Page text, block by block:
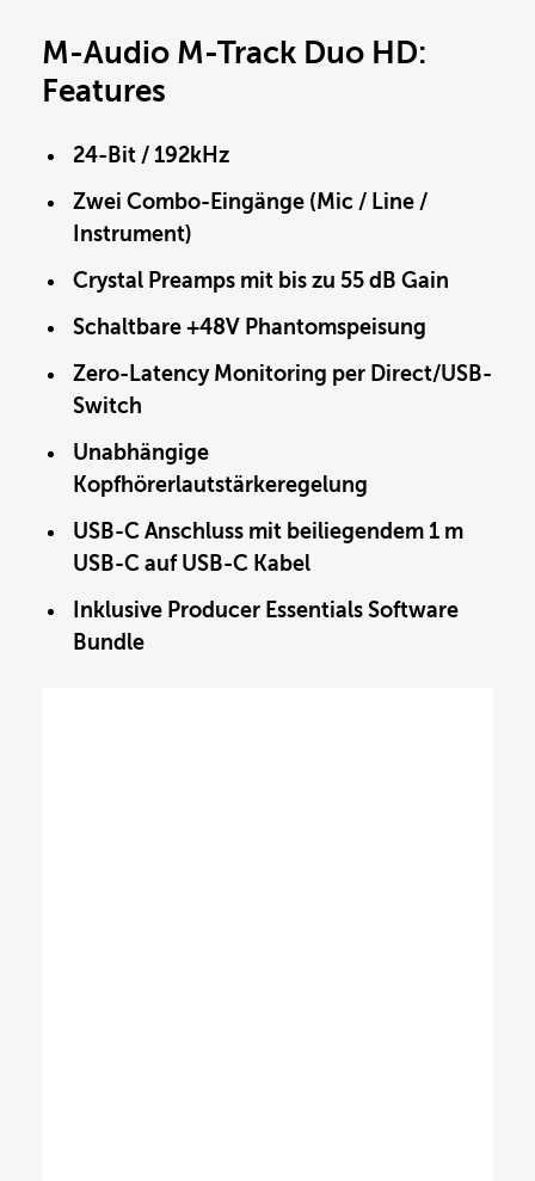
M-Audio M-Track Duo HD:
Features
24-Bit / 192kHz
Zwei Combo-Eingänge (Mic / Line /
Instrument)
Crystal Preamps mit bis zu 55 dB Gain
Schaltbare +48V Phantomspeisung
Zero-Latency Monitoring per Direct/USB-
Switch
Unabhängige
Kopfhörerlautstärkeregelung
USB-C Anschluss mit beiliegendem 1 m
USB-C auf USB-C Kabel
Inklusive Producer Essentials Software
Bundle